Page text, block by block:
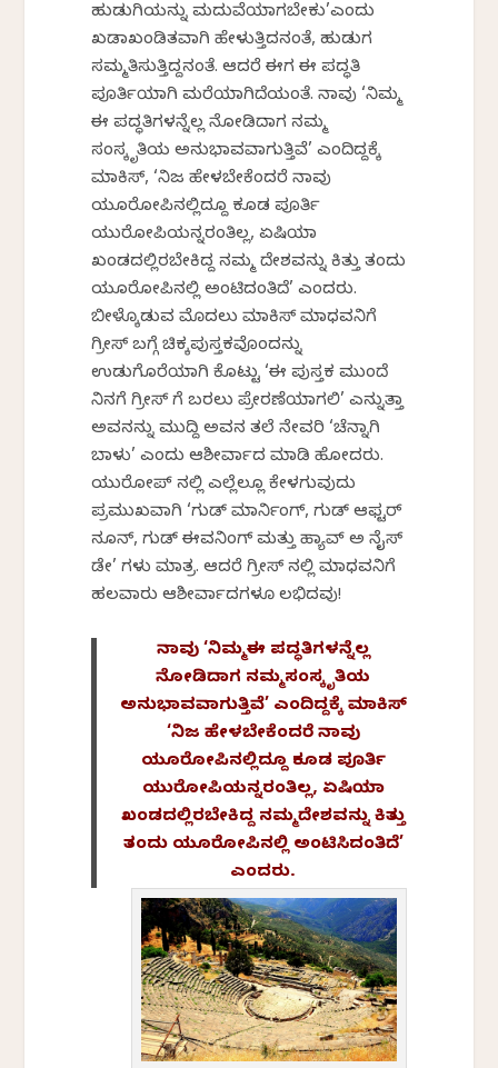
ಹುಡುಗಿಯನ್ನು ಮದುವೆಯಾಗಬೇಕು’ಎಂದು
ಖಡಾಖಂಡಿತವಾಗಿ ಹೇಳುತ್ತಿದನಂತೆ, ಹುಡುಗ
ಸಮ್ಮತಿಸುತ್ತಿದ್ದನಂತೆ. ಆದರೆ ಈಗ ಈ ಪದ್ಧತಿ
ಪೂರ್ತಿಯಾಗಿ ಮರೆಯಾಗಿದೆಯಂತೆ. ನಾವು ‘ನಿಮ್ಮ
ಈ ಪದ್ಧತಿಗಳನ್ನೆಲ್ಲ ನೋಡಿದಾಗ ನಮ್ಮ
ಸಂಸ್ಕೃತಿಯ ಅನುಭಾವವಾಗುತ್ತಿವೆ’ ಎಂದಿದ್ದಕ್ಕೆ
ಮಾಕಿಸ್, ‘ನಿಜ ಹೇಳಬೇಕೆಂದರೆ ನಾವು
ಯೂರೋಪಿನಲ್ಲಿದ್ದೂ ಕೂಡ ಪೂರ್ತಿ
ಯುರೋಪಿಯನ್ನರಂತಿಲ್ಲ, ಏಷಿಯಾ
ಖಂಡದಲ್ಲಿರಬೇಕಿದ್ದ ನಮ್ಮ ದೇಶವನ್ನು ಕಿತ್ತು ತಂದು
ಯೂರೋಪಿನಲ್ಲಿ ಅಂಟಿಸಿದಂತಿದೆ’ ಎಂದರು.
ಬೀಳ್ಕೊಡುವ ಮೊದಲು ಮಾಕಿಸ್ ಮಾಧವನಿಗೆ
ಗ್ರೀಸ್ ಬಗ್ಗೆ ಚಿಕ್ಕಪುಸ್ತಕವೊಂದನ್ನು
ಉಡುಗೊರೆಯಾಗಿ ಕೊಟ್ಟು ‘ಈ ಪುಸ್ತಕ ಮುಂದೆ
ನಿನಗೆ ಗ್ರೀಸ್ ಗೆ ಬರಲು ಪ್ರೇರಣೆಯಾಗಲಿ’ ಎನ್ನುತ್ತಾ
ಅವನನ್ನು ಮುದ್ದಿಸಿ ಅವನ ತಲೆ ನೇವರಿಸಿ ‘ಚೆನ್ನಾಗಿ
ಬಾಳು’ ಎಂದು ಆಶೀರ್ವಾದ ಮಾಡಿ ಹೋದರು.
ಯುರೋಪ್ ನಲ್ಲಿ ಎಲ್ಲೆಲ್ಲೂ ಕೇಳಸಿಗುವುದು
ಪ್ರಮುಖವಾಗಿ ‘ಗುಡ್ ಮಾರ್ನಿಂಗ್, ಗುಡ್ ಆಫ್ಟರ್
ನೂನ್, ಗುಡ್ ಈವನಿಂಗ್ ಮತ್ತು ಹ್ಯಾವ್ ಅ ನೈಸ್
ಡೇ’ ಗಳು ಮಾತ್ರ. ಆದರೆ ಗ್ರೀಸ್ ನಲ್ಲಿ ಮಾಧವನಿಗೆ
ಹಲವಾರು ಆಶೀರ್ವಾದಗಳೂ ಲಭಿಸಿದವು!
ನಾವು ‘ನಿಮ್ಮ ಈ ಪದ್ಧತಿಗಳನ್ನೆಲ್ಲ
ನೋಡಿದಾಗ ನಮ್ಮ ಸಂಸ್ಕೃತಿಯ
ಅನುಭಾವವಾಗುತ್ತಿವೆ’ ಎಂದಿದ್ದಕ್ಕೆ ಮಾಕಿಸ್
‘ನಿಜ ಹೇಳಬೇಕೆಂದರೆ ನಾವು
ಯೂರೋಪಿನಲ್ಲಿದ್ದೂ ಕೂಡ ಪೂರ್ತಿ
ಯುರೋಪಿಯನ್ನರಂತಿಲ್ಲ, ಏಷಿಯಾ
ಖಂಡದಲ್ಲಿರಬೇಕಿದ್ದ ನಮ್ಮ ದೇಶವನ್ನು ಕಿತ್ತು
ತಂದು ಯೂರೋಪಿನಲ್ಲಿ ಅಂಟಿಸಿದಂತಿದೆ’
ಎಂದರು.